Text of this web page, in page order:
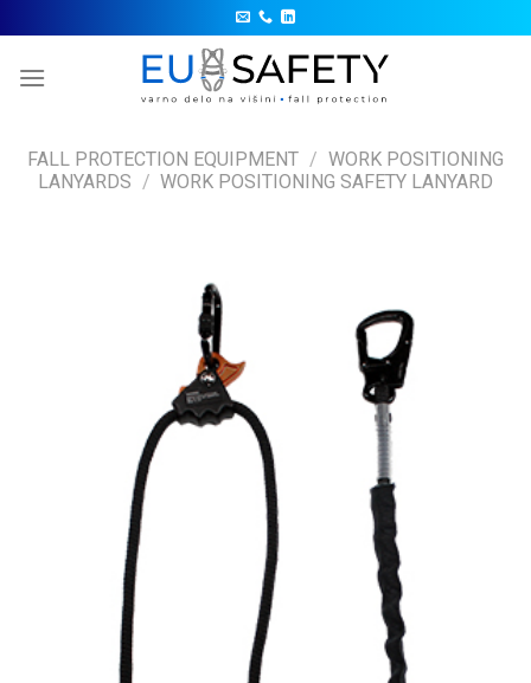
to
content
FALL PROTECTION EQUIPMENT / WORK POSITIONING
LANYARDS / WORK POSITIONING SAFETY LANYARD